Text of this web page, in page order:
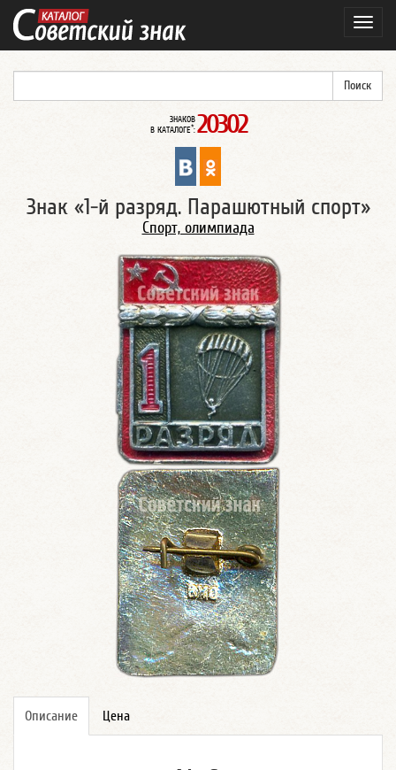
ЗНАКОВ
В КАТАЛОГЕ*: 20302
Знак «1-й разряд. Парашютный спорт»
Спорт, олимпиада
Описание Цена